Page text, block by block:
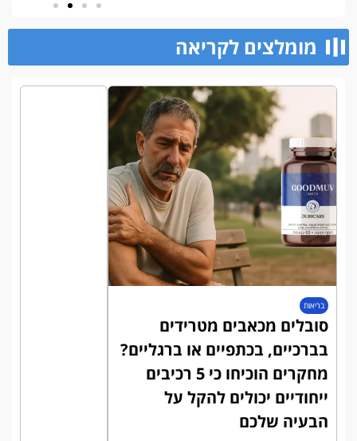
מומלצים לקריאה​
בריאות
סובלים מכאבים מטרידים
בברכיים, בכתפיים או ברגליים?
מחקרים הוכיחו כי 5 רכיבים
ייחודיים יכולים להקל על
הבעיה שלכם